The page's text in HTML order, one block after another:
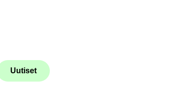
Uu­ti­set